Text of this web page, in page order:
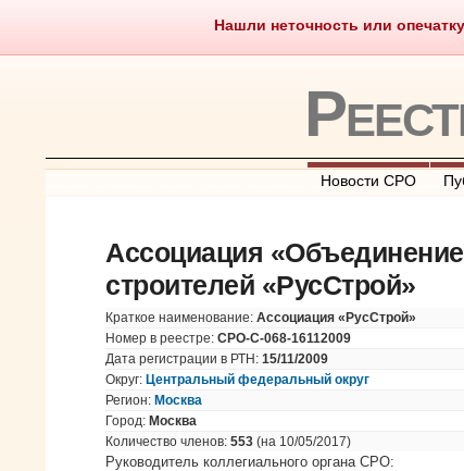
Нашли неточность или
Саморегулирование
Новости СРО
Ассоциация
строителей «РусСтрой»
Краткое наименование: Ассоциация «РусСтрой»
Номер в реестре: СРО-С-068-16112009
Дата регистрации в РТН: 15/11/2009
Округ: Центральный федеральный округ
Регион: Москва
Город: Москва
Количество членов: 553 (на 10/05/2017)
Руководитель коллегиального органа СРО: